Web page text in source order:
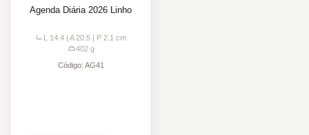
Agenda Diária 2026 Linho
L 14.4 | A 20.5 | P 2.1 cm
402g
Código: AG41